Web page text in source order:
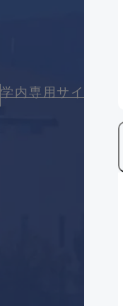
学内専用サイト（